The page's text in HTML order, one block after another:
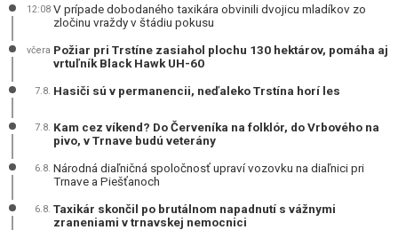
12:08 V prípade dobodaného taxikára obvinili dvojicu mladíkov zo
zločinu vraždy v štádiu pokusu
včera Požiar pri Trstíne zasiahol plochu 130 hektárov, pomáha aj
vrtuľník Black Hawk UH-60
7.8. Hasiči sú v permanencii, neďaleko Trstína horí les
7.8. Kam cez víkend? Do Červeníka na folklór, do Vrbového na
pivo, v Trnave budú veterány
6.8. Národná diaľničná spoločnosť upraví vozovku na diaľnici pri
Trnave a Piešťanoch
6.8. Taxikár skončil po brutálnom napadnutí s vážnymi
zraneniami v trnavskej nemocnici